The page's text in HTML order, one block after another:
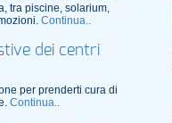
tra piscine, solarium,
Continua..
dei centri
per prenderti cura di
Continua..